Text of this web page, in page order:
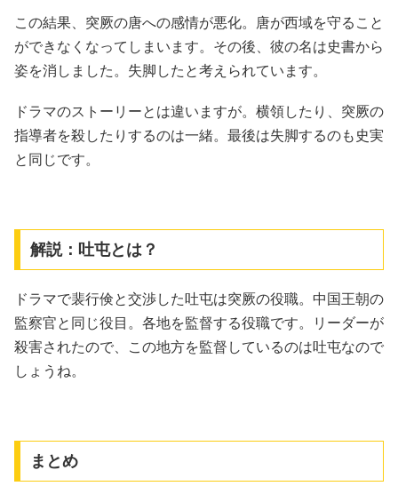
この結果、突厥の唐への感情が悪化。唐が西域を守ること
ができなくなってしまいます。その後、彼の名は史書から
姿を消しました。失脚したと考えられています。
ドラマのストーリーとは違いますが。横領したり、突厥の
指導者を殺したりするのは一緒。最後は失脚するのも史実
と同じです。
解説：吐屯とは？
ドラマで裴行倹と交渉した吐屯は突厥の役職。中国王朝の
監察官と同じ役目。各地を監督する役職です。リーダーが
殺害されたので、この地方を監督しているのは吐屯なので
しょうね。
まとめ